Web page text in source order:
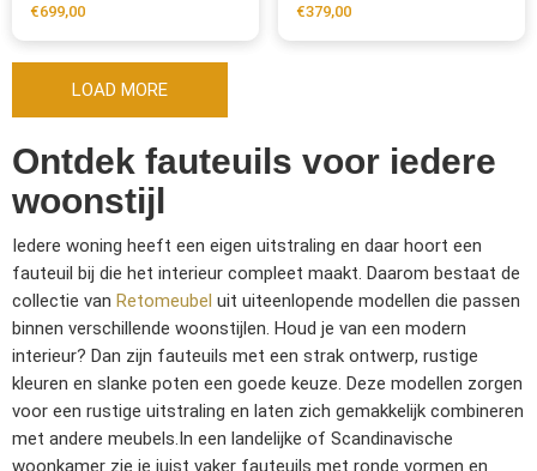
€699,00
€379,00
LOAD MORE
Ontdek fauteuils voor iedere
woonstijl
Iedere woning heeft een eigen uitstraling en daar hoort een
fauteuil bij die het interieur compleet maakt. Daarom bestaat de
collectie van Retomeubel uit uiteenlopende modellen die passen
binnen verschillende woonstijlen. Houd je van een modern
interieur? Dan zijn fauteuils met een strak ontwerp, rustige
kleuren en slanke poten een goede keuze. Deze modellen zorgen
voor een rustige uitstraling en laten zich gemakkelijk combineren
met andere meubels.In een landelijke of Scandinavische
woonkamer zie je juist vaker fauteuils met ronde vormen en